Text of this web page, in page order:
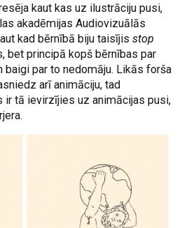
kaut kas uz ilustrāciju pusi,
akadēmijas Audiovizuālās
kad bērnībā biju taisījis stop
bet principā kopš bērnības par
baigi par to nedomāju. Likās forša
arī animāciju, tad
ir tā ievirzījies uz animācijas pusi,